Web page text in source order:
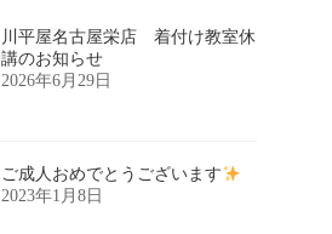
川平屋名古屋栄店 着付け教室休
講のお知らせ
2026年6月29日
ご成人おめでとうございます
2023年1月8日